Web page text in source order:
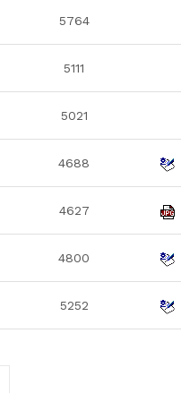
5764
5111
5021
4688
4627
4800
5252